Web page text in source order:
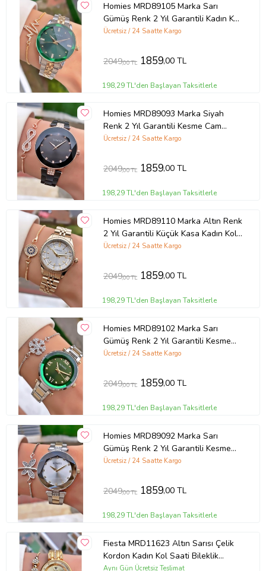
Homies MRD89105 Marka Sarı
Gümüş Renk 2 Yıl Garantili Kadın Kol
Saati Bileklik Hediyeli
Ücretsiz / 24 Saatte Kargo
2049,00 TL 1859,00 TL
198,29 TL'den Başlayan Taksitlerle
Homies MRD89093 Marka Siyah
Renk 2 Yıl Garantili Kesme Cam
Kadın Kol Saati Bileklik Hediyeli
Ücretsiz / 24 Saatte Kargo
2049,00 TL 1859,00 TL
198,29 TL'den Başlayan Taksitlerle
Homies MRD89110 Marka Altın Renk
2 Yıl Garantili Küçük Kasa Kadın Kol
Saati Bileklik Hediyeli
Ücretsiz / 24 Saatte Kargo
2049,00 TL 1859,00 TL
198,29 TL'den Başlayan Taksitlerle
Homies MRD89102 Marka Sarı
Gümüş Renk 2 Yıl Garantili Kesme
Cam Kadın Kol Saati Bileklik Hediyeli
Ücretsiz / 24 Saatte Kargo
2049,00 TL 1859,00 TL
198,29 TL'den Başlayan Taksitlerle
Homies MRD89092 Marka Sarı
Gümüş Renk 2 Yıl Garantili Kesme
Cam Kadın Kol Saati Bileklik Hediyeli
Ücretsiz / 24 Saatte Kargo
2049,00 TL 1859,00 TL
198,29 TL'den Başlayan Taksitlerle
Fiesta MRD11623 Altın Sarısı Çelik
Kordon Kadın Kol Saati Bileklik
Hediyeli
Aynı Gün Ücretsiz Teslimat